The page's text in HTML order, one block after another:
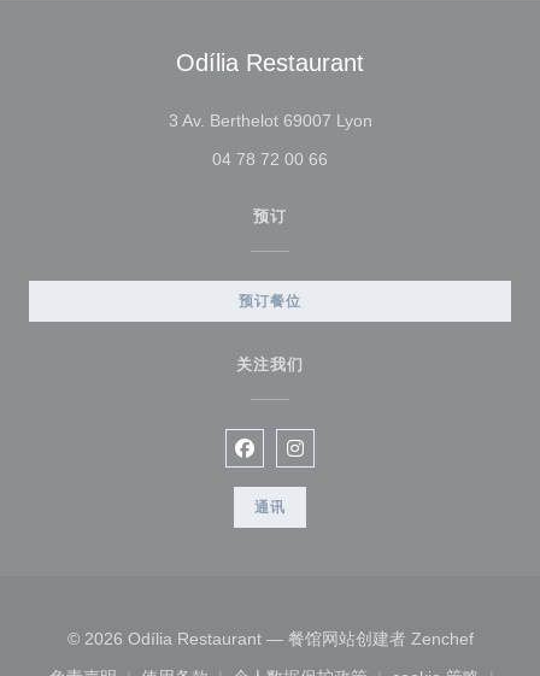
Odília Restaurant
3 Av. Berthelot 69007 Lyon((在新窗口中打开))
04 78 72 00 66
预订
预订餐位
关注我们
Facebook ((在新窗口中打开))
Instagram ((在新窗口中打开
通讯
© 2026 Odília Restaurant — 餐馆网站创建者 Zenchef((在新窗